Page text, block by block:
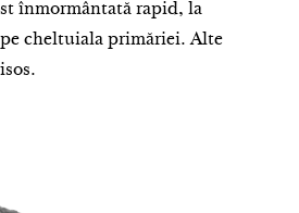
înmormântată rapid, la
cheltuiala primăriei. Alte